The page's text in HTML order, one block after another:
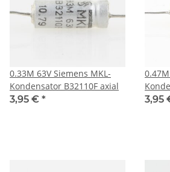
0.33M 63V Siemens MKL-
Kondensator B32110F axial
3,95 € *
3,95